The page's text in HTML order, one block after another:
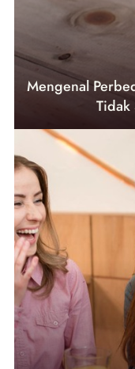
Mengenal
Tidak